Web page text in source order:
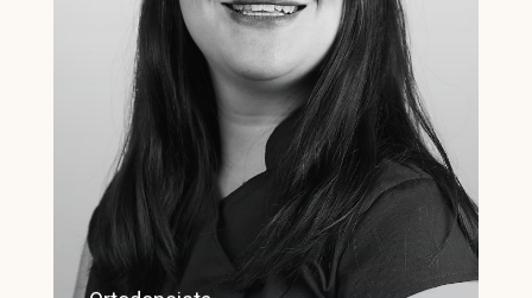
Universidad Complutense de
Madrid. Nº colegiada 28008937
Master en Ortodoncia y Ortopedia
Dentofacial. Master técnica Damon.
Certificación invisalign. Profesora
asociada Grado Odontología
Universidad Rey Juan Carlos